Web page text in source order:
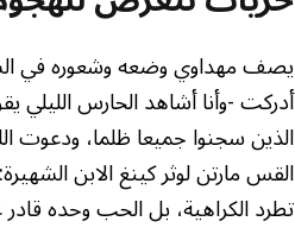
أدركت -وأنا أشاهد الحارس الليلي
الذين سجنوا جميعا ظلما، ودعوت
القس مارتن لوثر كينغ الابن
تطرد الكراهية، بل الحب وحده